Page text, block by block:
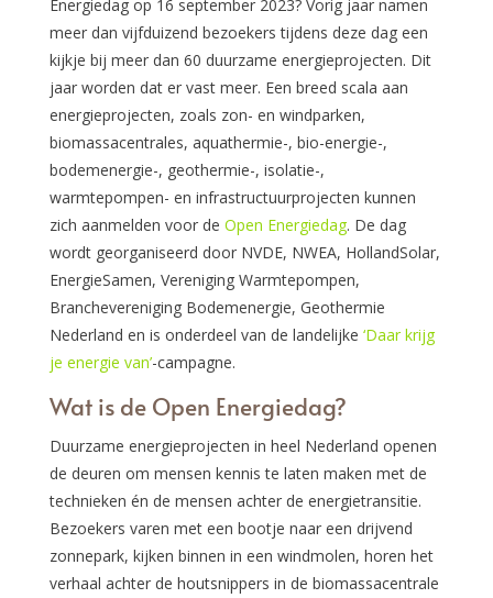
Energiedag op 16 september 2023? Vorig jaar namen
meer dan vijfduizend bezoekers tijdens deze dag een
kijkje bij meer dan 60 duurzame energieprojecten. Dit
jaar worden dat er vast meer. Een breed scala aan
energieprojecten, zoals zon- en windparken,
biomassacentrales, aquathermie-, bio-energie-,
bodemenergie-, geothermie-, isolatie-,
warmtepompen- en infrastructuurprojecten kunnen
zich aanmelden voor de Open Energiedag. De dag
wordt georganiseerd door NVDE, NWEA, HollandSolar,
EnergieSamen, Vereniging Warmtepompen,
Branchevereniging Bodemenergie, Geothermie
Nederland en is onderdeel van de landelijke ‘Daar krijg
je energie van’-campagne.
Wat is de Open Energiedag?
Duurzame energieprojecten in heel Nederland openen
de deuren om mensen kennis te laten maken met de
technieken én de mensen achter de energietransitie.
Bezoekers varen met een bootje naar een drijvend
zonnepark, kijken binnen in een windmolen, horen het
verhaal achter de houtsnippers in de biomassacentrale